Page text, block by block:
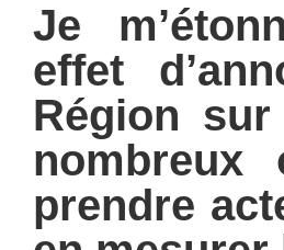
Je
effet
Région
prendre